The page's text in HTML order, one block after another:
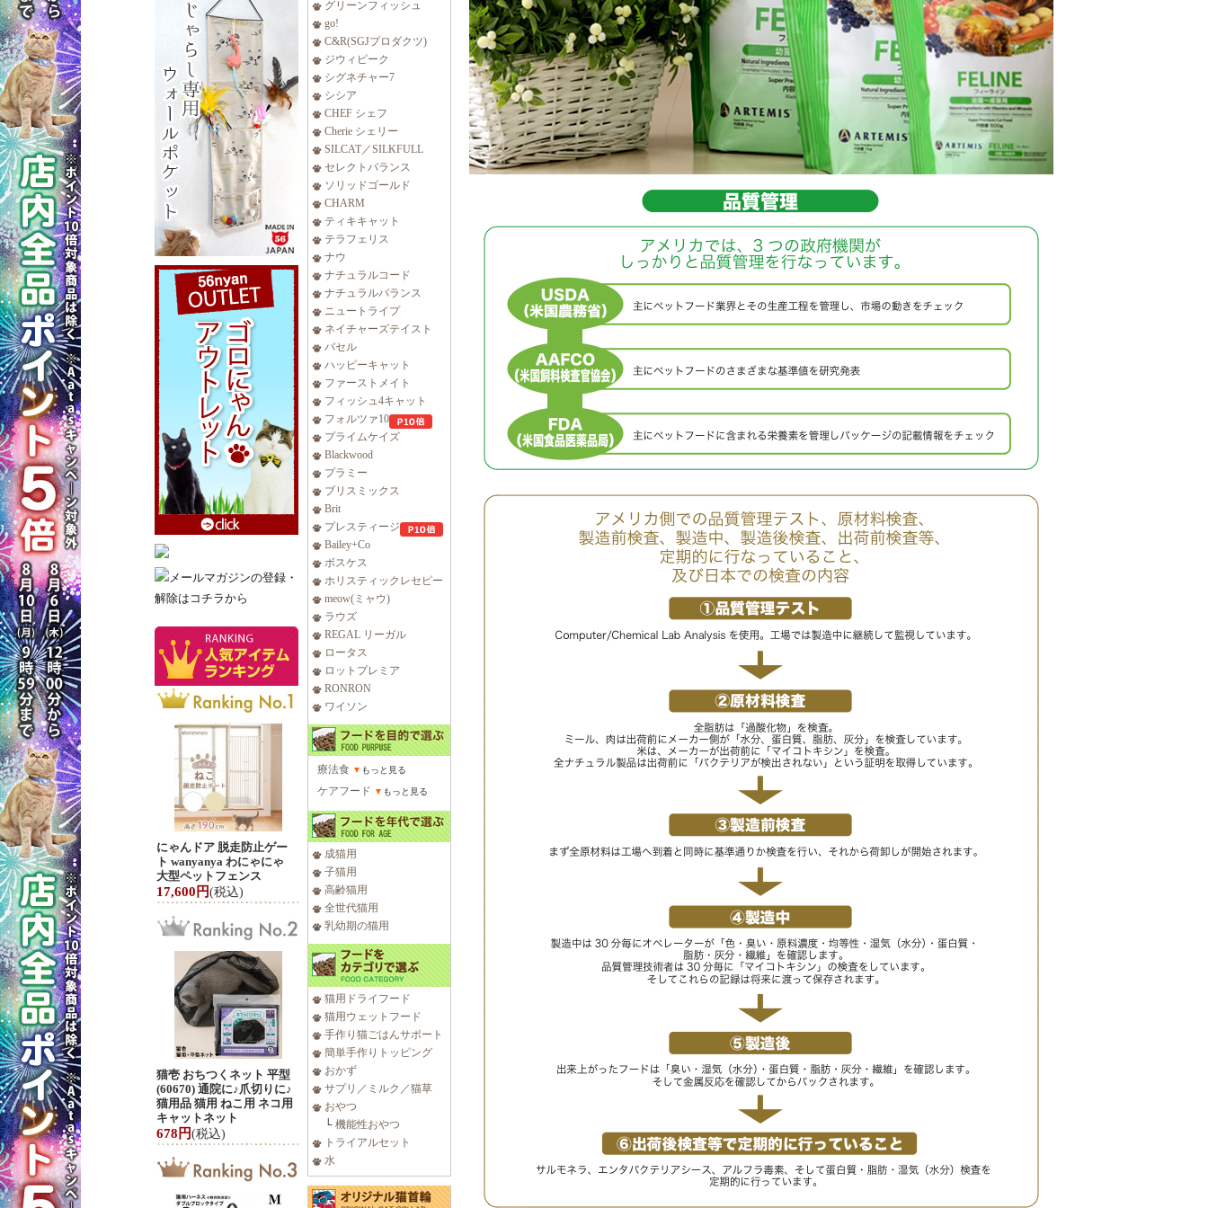
にゃんドア 脱走防止ゲー
ト wanyanya わにゃにゃ
大型ペットフェンス
17,600円(税込)
猫壱 おちつくネット 平型
(60670) 通院に♪爪切りに♪
猫用品 猫用 ねこ用 ネコ用
キャットネット
678円(税込)
グリーンフィッシュ
go!
C&R(SGJプロダクツ)
ジウィピーク
シグネチャー7
シシア
CHEF シェフ
Cherie シェリー
SILCAT／SILKFULL
セレクトバランス
ソリッドゴールド
CHARM
ティキキャット
テラフェリス
ナウ
ナチュラルコード
ナチュラルバランス
ニュートライプ
ネイチャーズテイスト
バセル
ハッピーキャット
ファーストメイト
フィッシュ4キャット
フォルツァ10
プライムケイズ
Blackwood
プラミー
ブリスミックス
Brit
プレスティージ
Bailey+Co
ボスケス
ホリスティックレセピー
meow(ミャウ)
ラウズ
REGAL リーガル
ロータス
ロットプレミア
RONRON
ワイソン
療法食 ▼ もっと見る
ケアフード ▼ もっと見る
成猫用
子猫用
高齢猫用
全世代猫用
乳幼期の猫用
猫用ドライフード
猫用ウェットフード
手作り猫ごはんサポート
簡単手作りトッピング
おかず
サプリ／ミルク／猫草
おやつ
└ 機能性おやつ
トライアルセット
水